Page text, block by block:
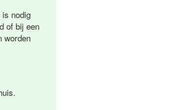
is nodig
of bij een
worden